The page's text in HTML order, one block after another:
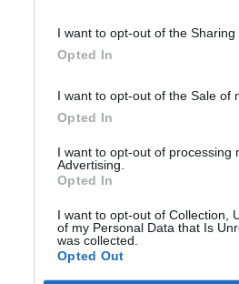
I want to opt-out of the Sharing
Opted In
I want to opt-out of the Sale of
Opted In
I want to opt-out of processing
Advertising.
Opted In
I want to opt-out of Collection,
of my Personal Data that Is
was collected.
Opted Out